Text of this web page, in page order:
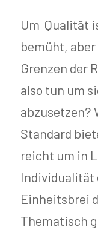
Um Qualität
bemüht,
Grenzen der
also tun um
abzusetzen?
Standard
reicht um in
Individualität
Einheitsbrei
Thematisch